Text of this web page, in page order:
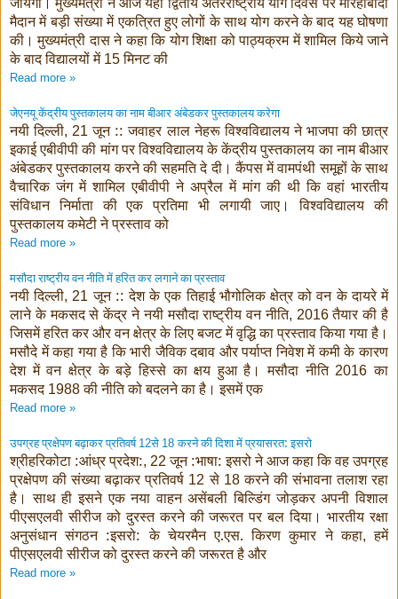
मैदान में बड़ी संख्या में एकत्रित हुए लोगों के साथ योग करने के बाद यह घोषणा
की। मुख्यमंत्री दास ने कहा कि योग शिक्षा को पाठ्यक्रम में शामिल किये जाने
के बाद विद्यालयों में 15मिनट की
Read more »
जेएनयू केंद्रीय पुस्तकालय का नाम बीआर अंबेडकर पुस्तकालय करेगा
नयी दिल्ली, 21जून :: जवाहर लाल नेहरू विश्वविद्यालय ने भाजपा की छात्र
इकाई एबीवीपी की मांग पर विश्वविद्यालय के केंद्रीय पुस्तकालय का नाम बीआर
अंबेडकर पुस्तकालय करने की सहमति दे दी। कैंपस में वामपंथी समूहों के साथ
वैचारिक जंग में शामिल एबीवीपी ने अप्रैल में मांग की थी कि वहां भारतीय
संविधान निर्माता की एक प्रतिमा भी लगायी जाए। विश्वविद्यालय की
पुस्तकालय कमेटी ने प्रस्ताव को
Read more »
मसौदा राष्ट्रीय वन नीति में हरित कर लगाने का प्रस्ताव
नयी दिल्ली, 21जून :: देश के एक तिहाई भौगोलिक क्षेत्र को वन के दायरे में
लाने के मकसद से केंद्र ने नयी मसौदा राष्ट्रीय वन नीति, 2016तैयार की है
जिसमें हरित कर और वन क्षेत्र के लिए बजट में वृद्धि का प्रस्ताव किया गया है।
मसौदे में कहा गया है कि भारी जैविक दबाव और पर्याप्त निवेश में कमी के कारण
देश में वन क्षेत्र के बड़े हिस्से का क्षय हुआ है। मसौदा नीति2016का
मकसद 1988की नीति को बदलने का है। इसमें एक
Read more »
उपग्रह प्रक्षेपण बढ़ाकर प्रतिवर्ष 12से 18करने की दिशा में प्रयासरत: इसरो
श्रीहरिकोटा :आंध्र प्रदेश:, 22जून :भाषा: इसरो ने आज कहा कि वह उपग्रह
प्रक्षेपण की संख्या बढ़ाकर प्रतिवर्ष 12से 18करने की संभावना तलाश रहा
है। साथ ही इसने एक नया वाहन असेंबली बिल्डिंग जोड़कर अपनी विशाल
पीएसएलवी सीरीज को दुरस्त करने की जरूरत पर बल दिया। भारतीय रक्षा
अनुसंधान संगठन :इसरो: के चेयरमैन ए.एस. किरण कुमार ने कहा,हमें
पीएसएलवी सीरीज को दुरस्त करने की जरूरत है और
Read more »